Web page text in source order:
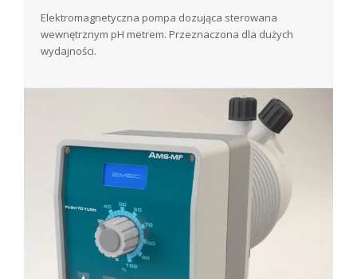
Elektromagnetyczna pompa dozująca sterowana
wewnętrznym pH metrem. Przeznaczona dla dużych
wydajności.